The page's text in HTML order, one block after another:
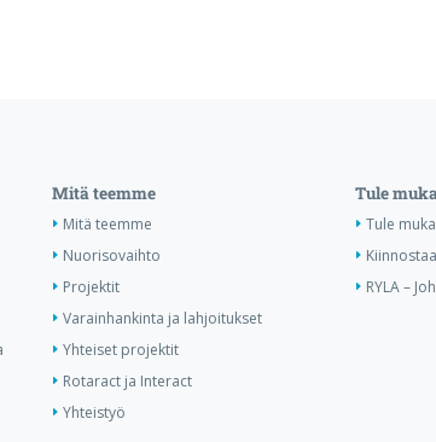
Mitä teemme
Mitä teemme
Nuorisovaihto
Projektit
Varainhankinta ja lahjoitukset
Yhteiset projektit
Rotaract ja Interact
Yhteistyö
Tule
Tule
RYLA –